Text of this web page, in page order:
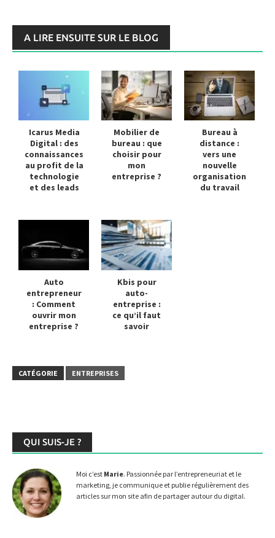
A LIRE ENSUITE SUR LE BLOG
Icarus Media
Digital : des
connaissances
au profit de la
technologie
et des leads
Mobilier de
bureau : que
choisir pour
mon
entreprise ?
Bureau à
distance :
vers une
nouvelle
organisation
du travail
Auto
entrepreneur
: Comment
ouvrir mon
entreprise ?
Kbis pour
auto-
entreprise :
ce qu’il faut
savoir
CATÉGORIE ENTREPRISES
QUI SUIS-JE ?
Moi c’est Marie. Passionnée par l’entrepreneuriat et le
marketing, je communique et publie régulièrement des
articles sur mon site afin de partager autour du digital.